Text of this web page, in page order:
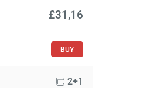
£‎31,16
BUY
2+1